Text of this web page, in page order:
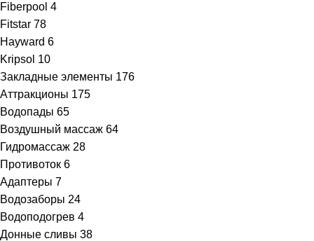
Fiberpool 4
Fitstar 78
Hayward 6
Kripsol 10
Закладные элементы 176
Аттракционы 175
Водопады 65
Воздушный массаж 64
Гидромассаж 28
Противоток 6
Адаптеры 7
Водозаборы 24
Водоподогрев 4
Донные сливы 38